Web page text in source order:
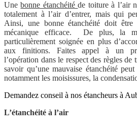
Unebonne étanchéitéde toiture à l’air
totalement à l’air d’entrer, mais qui
Ainsi, une bonne étanchéité doit être
mécanique efficace. De plus, la
particulièrement soignée en plus
aux finitions. Faites appel à un
l’opération dans le respect des règles
savoir qu’une mauvaise étanchéité
notamment les moisissures, la
Demandez conseil à nos étancheurs à